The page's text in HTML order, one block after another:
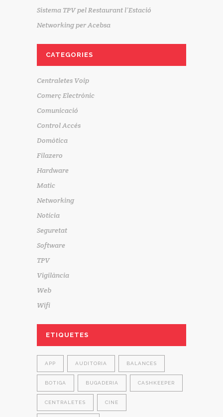
Sistema TPV pel Restaurant l’Estació
Networking per Acebsa
CATEGORIES
Centraletes Voip
Comerç Electrònic
Comunicació
Control Accés
Domòtica
Filazero
Hardware
Matic
Networking
Notícia
Seguretat
Software
TPV
Vigilància
Web
Wifi
ETIQUETES
APP AUDITORIA BALANCES
BOTIGA BUGADERIA CASHKEEPER
CENTRALETES CINE